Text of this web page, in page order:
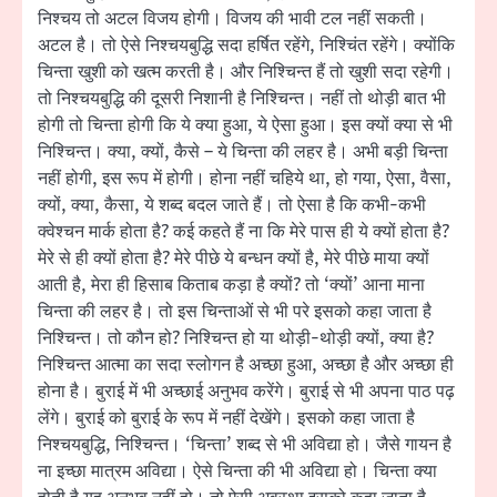
निश्चय तो अटल विजय होगी। विजय की भावी टल नहीं सकती।
अटल है। तो ऐसे निश्चयबुद्धि सदा हर्षित रहेंगे, निश्चिंत रहेंगे। क्योंकि
चिन्ता खुशी को खत्म करती है। और निश्चिन्त हैं तो खुशी सदा रहेगी।
तो निश्चयबुद्धि की दूसरी निशानी है निश्चिन्त। नहीं तो थोड़ी बात भी
होगी तो चिन्ता होगी कि ये क्या हुआ, ये ऐसा हुआ। इस क्यों क्या से भी
निश्चिन्त। क्या, क्यों, कैसे – ये चिन्ता की लहर है। अभी बड़ी चिन्ता
नहीं होगी, इस रूप में होगी। होना नहीं चहिये था, हो गया, ऐसा, वैसा,
क्यों, क्या, कैसा, ये शब्द बदल जाते हैं। तो ऐसा है कि कभी-कभी
क्वेश्चन मार्क होता है? कई कहते हैं ना कि मेरे पास ही ये क्यों होता है?
मेरे से ही क्यों होता है? मेरे पीछे ये बन्धन क्यों है, मेरे पीछे माया क्यों
आती है, मेरा ही हिसाब किताब कड़ा है क्यों? तो ‘क्यों’ आना माना
चिन्ता की लहर है। तो इस चिन्ताओं से भी परे इसको कहा जाता है
निश्चिन्त। तो कौन हो? निश्चिन्त हो या थोड़ी-थोड़ी क्यों, क्या है?
निश्चिन्त आत्मा का सदा स्लोगन है अच्छा हुआ, अच्छा है और अच्छा ही
होना है। बुराई में भी अच्छाई अनुभव करेंगे। बुराई से भी अपना पाठ पढ़
लेंगे। बुराई को बुराई के रूप में नहीं देखेंगे। इसको कहा जाता है
निश्चयबुद्धि, निश्चिन्त। ‘चिन्ता’ शब्द से भी अविद्या हो। जैसे गायन है
ना इच्छा मात्रम अविद्या। ऐसे चिन्ता की भी अविद्या हो। चिन्ता क्या